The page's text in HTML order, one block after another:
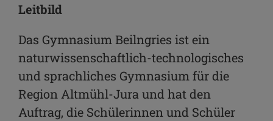
Leitbild
Das Gymnasium Beilngries ist ein
naturwissenschaftlich-technologisches
und sprachliches Gymnasium für die
Region Altmühl-Jura und hat den
Auftrag, die Schülerinnen und Schüler